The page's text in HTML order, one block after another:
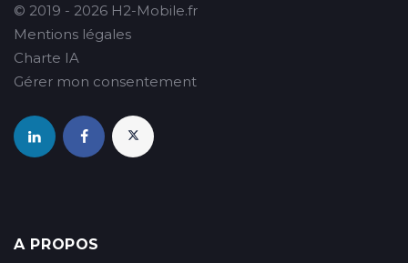
© 2019 - 2026 H2-Mobile.fr
Mentions légales
Charte IA
Gérer mon consentement
A PROPOS